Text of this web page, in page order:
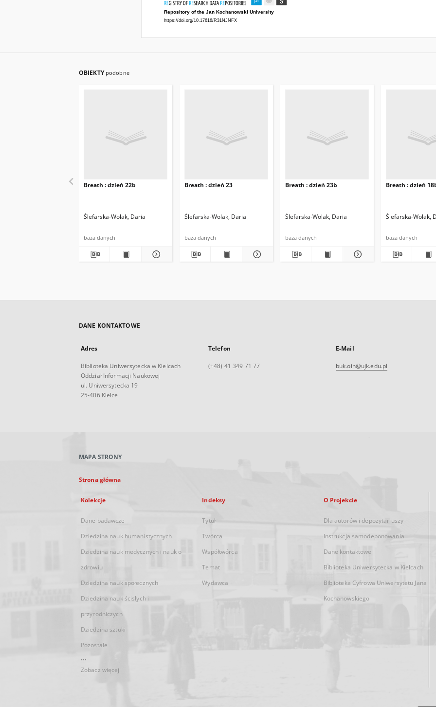
OBIEKTY podobne
Breath : dzień 22b
Ślefarska-Wolak, Daria
baza danych
Breath : dzień 23
Ślefarska-Wolak, Daria
baza danych
Breath : dzień 23b
Ślefarska-Wolak, Daria
baza danych
Breath : dzień
Ślefarska-Wolak,
baza danych
DANE KONTAKTOWE
Adres
Biblioteka Uniwersytecka w Kielcach
Oddział Informacji Naukowej
ul. Uniwersytecka 19
25-406 Kielce
Telefon
(+48) 41 349 71 77
E-Mail
buk.oin@ujk.edu.pl
MAPA STRONY
Strona główna
Kolekcje
Dane badawcze
Dziedzina nauk humanistycznych
Dziedzina nauk medycznych i nauk o
zdrowiu
Dziedzina nauk społecznych
Dziedzina nauk ścisłych i
przyrodniczych
Dziedzina sztuki
Pozostałe
...
Zobacz więcej
Indeksy
Tytuł
Twórca
Współtwórca
Temat
Wydawca
O Projekcie
Dla autorów i depozytariuszy
Instrukcja samodeponowania
Dane kontaktowe
Biblioteka Uniwersytecka w Kielcach
Biblioteka Cyfrowa Uniwersytetu Jana
Kochanowskiego